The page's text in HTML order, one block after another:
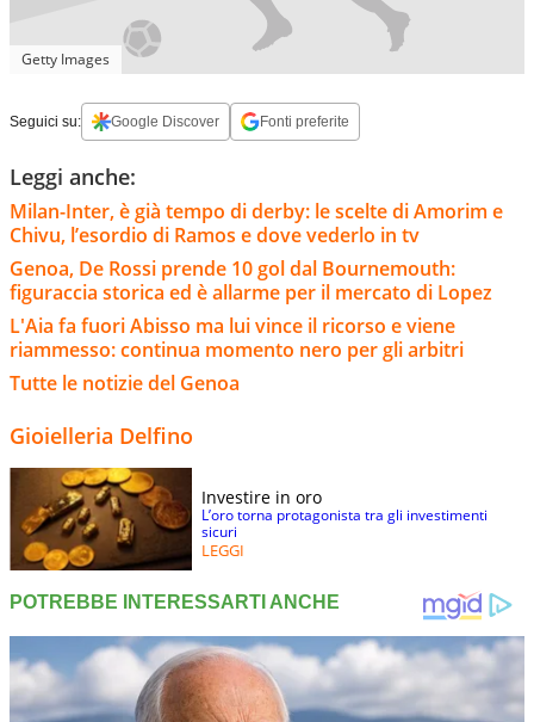
Getty Images
Seguici su: Google Discover Fonti preferite
Leggi anche:
Milan-Inter, è già tempo di derby: le scelte di Amorim e
Chivu, l’esordio di Ramos e dove vederlo in tv
Genoa, De Rossi prende 10 gol dal Bournemouth:
figuraccia storica ed è allarme per il mercato di Lopez
L'Aia fa fuori Abisso ma lui vince il ricorso e viene
riammesso: continua momento nero per gli arbitri
Tutte le notizie del Genoa
Gioielleria Delfino
Investire in oro
L’oro torna protagonista tra gli investimenti
sicuri
LEGGI